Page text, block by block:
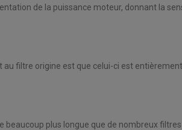
de la puissance moteur, donnant la
filtre origine est que celui-ci est
beaucoup plus longue que de nombreux